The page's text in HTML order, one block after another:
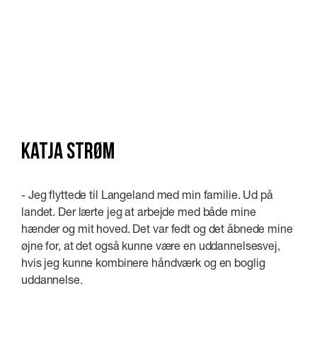
Katja Strøm
- Jeg flyttede til Langeland med min familie. Ud på
landet. Der lærte jeg at arbejde med både mine
hænder og mit hoved. Det var fedt og det åbnede mine
øjne for, at det også kunne være en uddannelsesvej,
hvis jeg kunne kombinere håndværk og en boglig
uddannelse.